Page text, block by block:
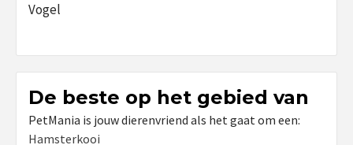
Vogel
De beste op het gebied van
PetMania is jouw dierenvriend als het gaat om een:
Hamsterkooi